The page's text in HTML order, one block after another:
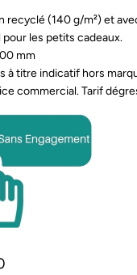
recyclé (140 g/m²) et
pour les petits cadeaux.
mm
à titre indicatif hors
commercial. Tarif